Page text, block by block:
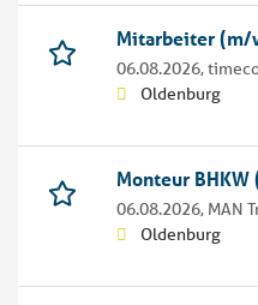
Mitarbeiter (m/
06.08.2026,
Oldenburg
Monteur
06.08.2026, MAN
Oldenburg